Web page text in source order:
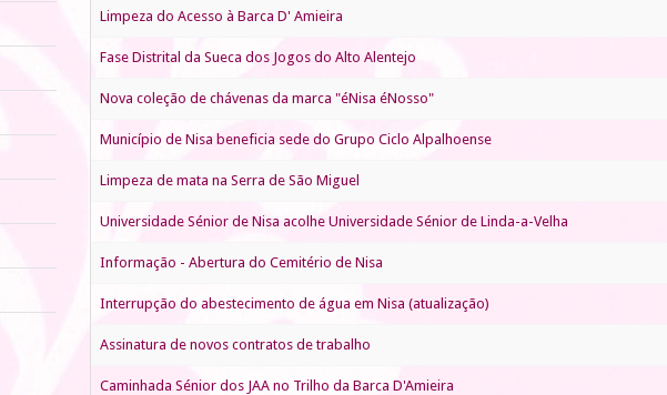
Limpeza do Acesso à Barca D' Amieira
Fase Distrital da Sueca dos Jogos do Alto Alentejo
Nova coleção de chávenas da marca "éNisa éNosso"
Município de Nisa beneficia sede do Grupo Ciclo Alpalhoense
Limpeza de mata na Serra de São Miguel
Universidade Sénior de Nisa acolhe Universidade Sénior de Linda-a-Velha
Informação - Abertura do Cemitério de Nisa
Interrupção do abestecimento de água em Nisa (atualização)
Assinatura de novos contratos de trabalho
Caminhada Sénior dos JAA no Trilho da Barca D'Amieira